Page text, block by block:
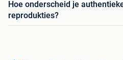
Hoe onderscheid je
reprodukties?